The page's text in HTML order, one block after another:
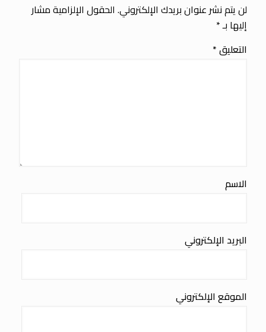
لن يتم نشر عنوان بريدك الإلكتروني. الحقول الإلزامية مشار
إليها بـ*
التعليق*
الاسم
البريد الإلكتروني
الموقع الإلكتروني